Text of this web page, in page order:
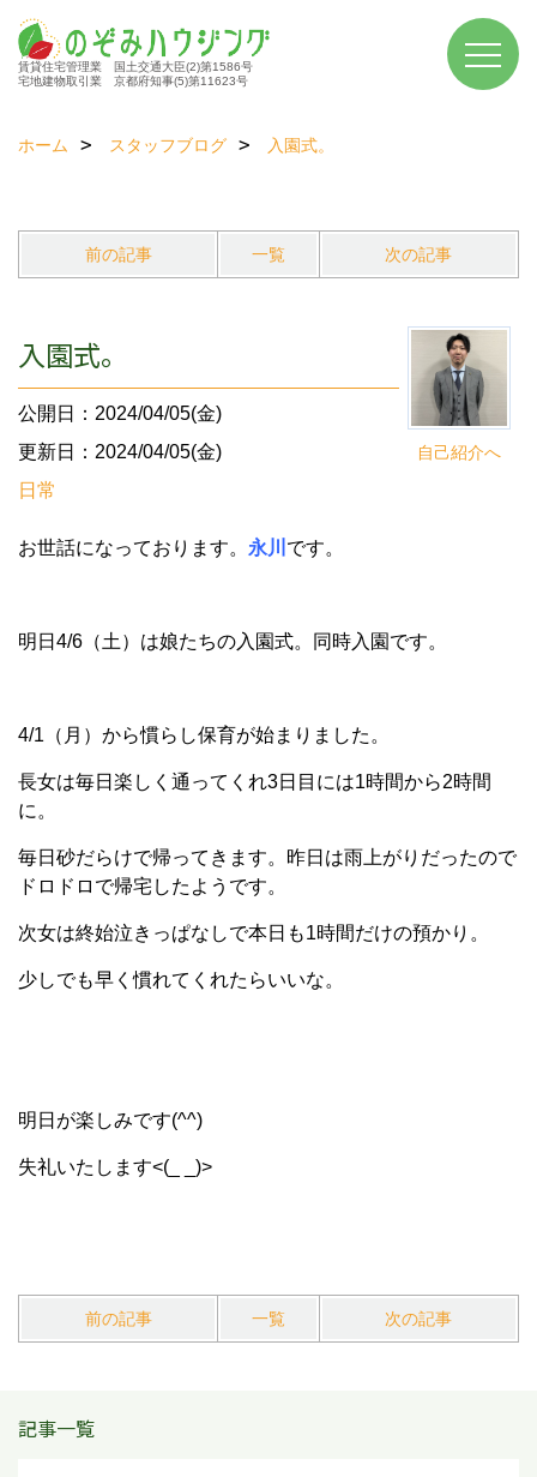
賃貸住宅管理業 国土交通大臣(2)第1586号
宅地建物取引業 京都府知事(5)第11623号
ホーム スタッフブログ 入園式。
前の記事 一覧 次の記事
自己紹介へ
入園式。
公開日：2024/04/05(金)
更新日：2024/04/05(金)
日常
お世話になっております。 永川 です。
明日4/6（土）は娘たちの入園式。同時入園です。
4/1（月）から慣らし保育が始まりました。
長女は毎日楽しく通ってくれ3日目には1時間から2時間
に。
毎日砂だらけで帰ってきます。昨日は雨上がりだったので
ドロドロで帰宅したようです。
次女は終始泣きっぱなしで本日も1時間だけの預かり。
少しでも早く慣れてくれたらいいな。
明日が楽しみです(^^)
失礼いたします<(_ _)>
前の記事 一覧 次の記事
記事一覧